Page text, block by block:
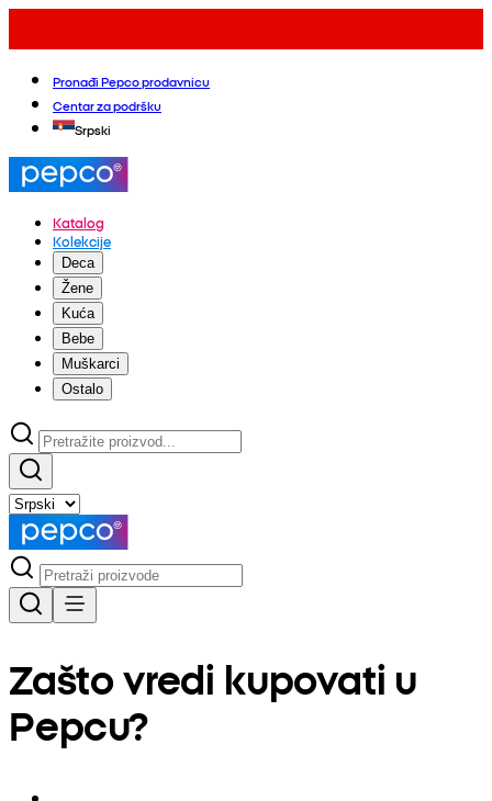
Pronađi Pepco prodavnicu
Centar za podršku
Srpski
Katalog
Kolekcije
Deca
Žene
Kuća
Bebe
Muškarci
Ostalo
Zašto vredi kupovati u
Pepcu?